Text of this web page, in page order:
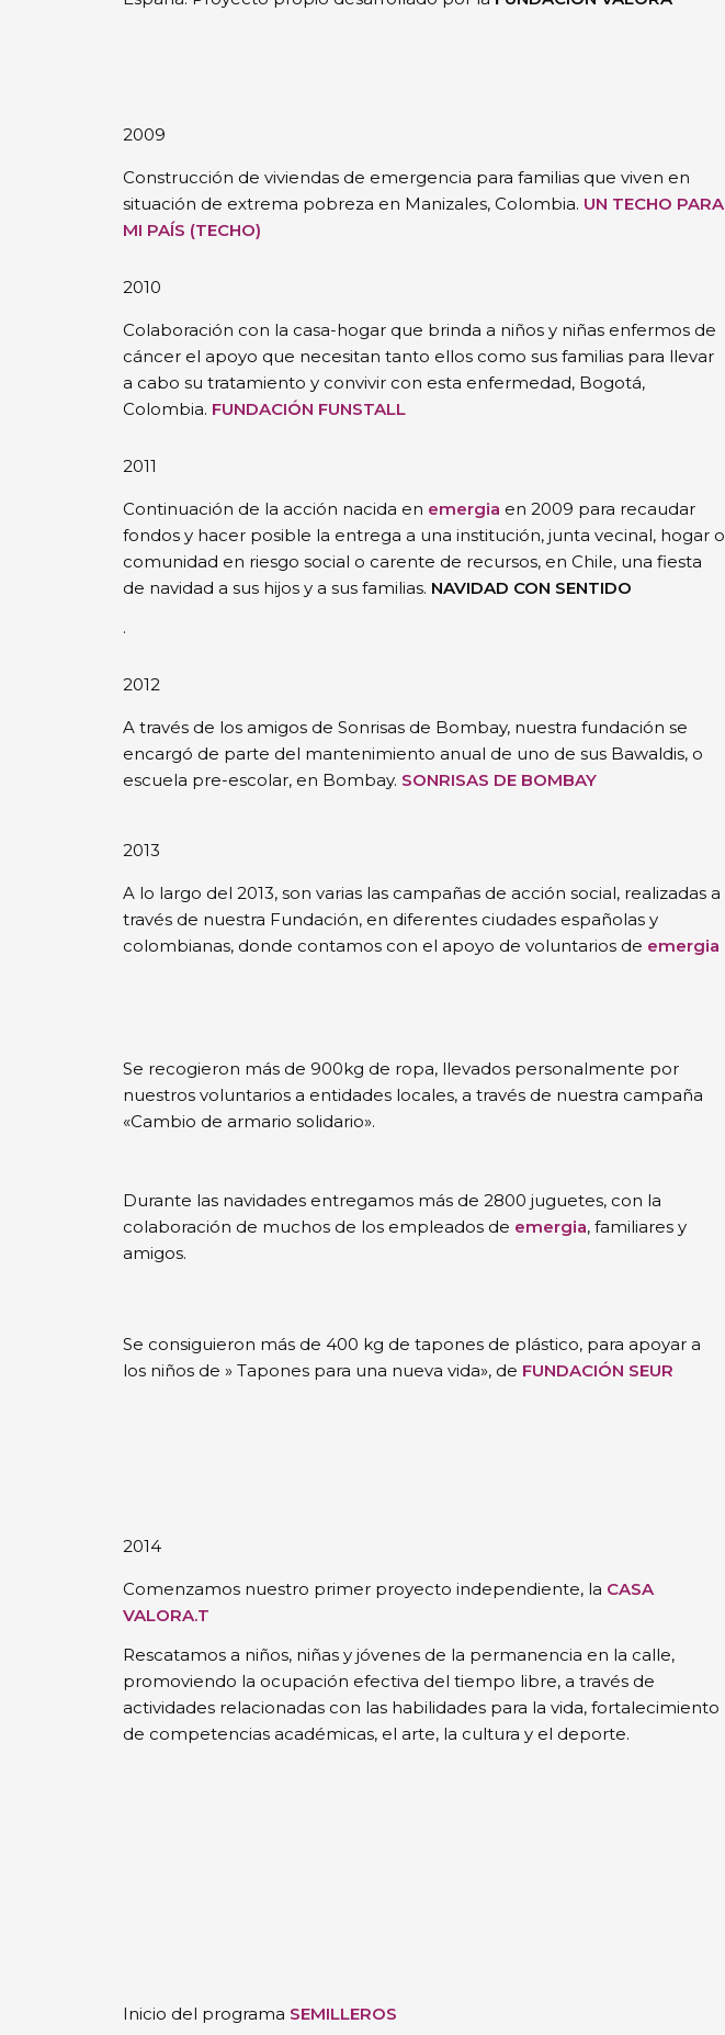
2009
Construcción de viviendas de emergencia para familias que viven en
situación de extrema pobreza en Manizales, Colombia. UN TECHO PARA
MI PAÍS (TECHO)
2010
Colaboración con la casa-hogar que brinda a niños y niñas enfermos de
cáncer el apoyo que necesitan tanto ellos como sus familias para llevar
a cabo su tratamiento y convivir con esta enfermedad, Bogotá,
Colombia. FUNDACIÓN FUNSTALL
2011
Continuación de la acción nacida en emergia en 2009 para recaudar
fondos y hacer posible la entrega a una institución, junta vecinal, hogar o
comunidad en riesgo social o carente de recursos, en Chile, una fiesta
de navidad a sus hijos y a sus familias. NAVIDAD CON SENTIDO
.
2012
A través de los amigos de Sonrisas de Bombay, nuestra fundación se
encargó de parte del mantenimiento anual de uno de sus Bawaldis, o
escuela pre-escolar, en Bombay. SONRISAS DE BOMBAY
2013
A lo largo del 2013, son varias las campañas de acción social, realizadas a
través de nuestra Fundación, en diferentes ciudades españolas y
colombianas, donde contamos con el apoyo de voluntarios de emergia
Se recogieron más de 900kg de ropa, llevados personalmente por
nuestros voluntarios a entidades locales, a través de nuestra campaña
«Cambio de armario solidario».
Durante las navidades entregamos más de 2800 juguetes, con la
colaboración de muchos de los empleados de emergia, familiares y
amigos.
Se consiguieron más de 400 kg de tapones de plástico, para apoyar a
los niños de » Tapones para una nueva vida», de FUNDACIÓN SEUR
2014
Comenzamos nuestro primer proyecto independiente, la CASA
VALORA.T
Rescatamos a niños, niñas y jóvenes de la permanencia en la calle,
promoviendo la ocupación efectiva del tiempo libre, a través de
actividades relacionadas con las habilidades para la vida, fortalecimiento
de competencias académicas, el arte, la cultura y el deporte.
Inicio del programa SEMILLEROS